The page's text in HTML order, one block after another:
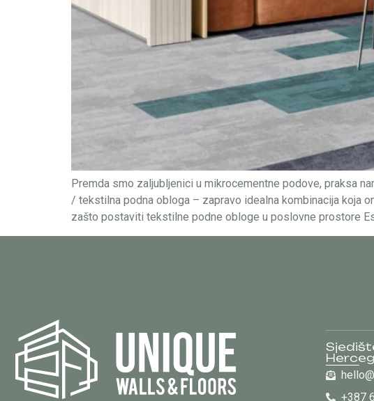
Premda smo zaljubljenici u mikrocementne podove, praksa
/ tekstilna podna obloga – zapravo idealna kombinacija koja
zašto postaviti tekstilne podne obloge u poslovne prostore
+387